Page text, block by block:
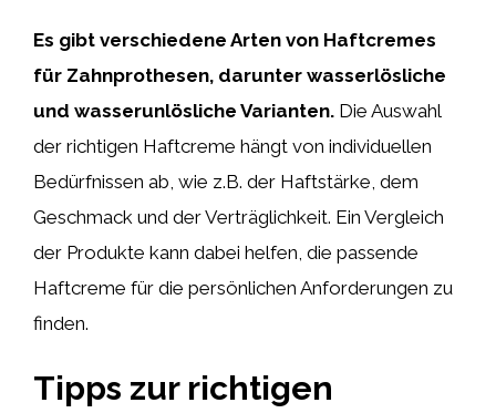
Es gibt verschiedene Arten von Haftcremes
für Zahnprothesen, darunter wasserlösliche
und wasserunlösliche Varianten. Die Auswahl
der richtigen Haftcreme hängt von individuellen
Bedürfnissen ab, wie z.B. der Haftstärke, dem
Geschmack und der Verträglichkeit. Ein Vergleich
der Produkte kann dabei helfen, die passende
Haftcreme für die persönlichen Anforderungen zu
finden.
Tipps zur richtigen